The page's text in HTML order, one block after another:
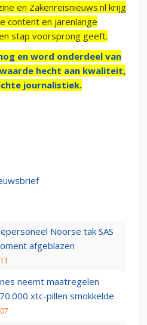
en Zakenreisnieuws.nl krijg
content en jarenlange
stap voorsprong geeft.
en word onderdeel van
hecht aan kwaliteit,
journalistiek.
Noorse tak SAS
afgeblazen
neemt maatregelen
xtc-pillen smokkelde